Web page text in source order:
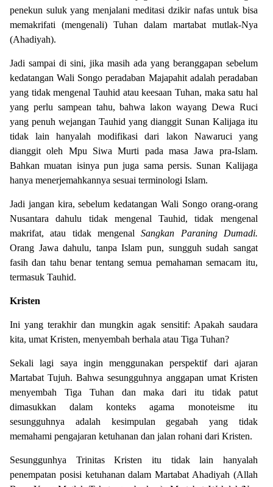
penekun suluk yang menjalani meditasi dzikir nafas untuk bisa
memakrifati (mengenali) Tuhan dalam martabat mutlak-Nya
(Ahadiyah).
Jadi sampai di sini, jika masih ada yang beranggapan sebelum
kedatangan Wali Songo peradaban Majapahit adalah peradaban
yang tidak mengenal Tauhid atau keesaan Tuhan, maka satu hal
yang perlu sampean tahu, bahwa lakon wayang Dewa Ruci
yang penuh wejangan Tauhid yang dianggit Sunan Kalijaga itu
tidak lain hanyalah modifikasi dari lakon Nawaruci yang
dianggit oleh Mpu Siwa Murti pada masa Jawa pra-Islam.
Bahkan muatan isinya pun juga sama persis. Sunan Kalijaga
hanya menerjemahkannya sesuai terminologi Islam.
Jadi jangan kira, sebelum kedatangan Wali Songo orang-orang
Nusantara dahulu tidak mengenal Tauhid, tidak mengenal
makrifat, atau tidak mengenalSangkan Paraning Dumadi.
Orang Jawa dahulu, tanpa Islam pun, sungguh sudah sangat
fasih dan tahu benar tentang semua pemahaman semacam itu,
termasuk Tauhid.
Kristen
Ini yang terakhir dan mungkin agak sensitif: Apakah saudara
kita, umat Kristen, menyembah berhala atau Tiga Tuhan?
Sekali lagi saya ingin menggunakan perspektif dari ajaran
Martabat Tujuh. Bahwa sesungguhnya anggapan umat Kristen
menyembah Tiga Tuhan dan maka dari itu tidak patut
dimasukkan dalam konteks agama monoteisme itu
sesungguhnya adalah kesimpulan gegabah yang tidak
memahami pengajaran ketuhanan dan jalan rohani dari Kristen.
Sesunggunhya Trinitas Kristen itu tidak lain hanyalah
penempatan posisi ketuhanan dalam Martabat Ahadiyah (Allah